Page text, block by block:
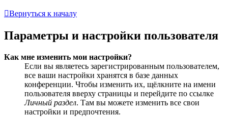
Вернуться к началу
Параметры и настройки пользователя
Как мне изменить мои настройки?
Если вы являетесь зарегистрированным пользователем,
все ваши настройки хранятся в базе данных
конференции. Чтобы изменить их, щёлкните на имени
пользователя вверху страницы и перейдите по ссылке
Личный раздел. Там вы можете изменить все свои
настройки и предпочтения.